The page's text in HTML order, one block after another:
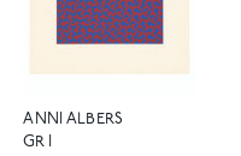
ANNI ALBERS
GR I